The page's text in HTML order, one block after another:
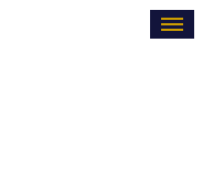
≡